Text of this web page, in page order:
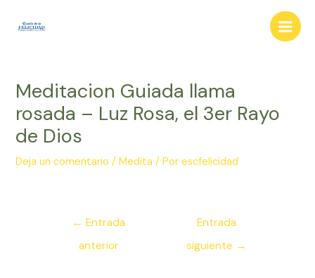
Main
Meditacion Guiada llama
rosada – Luz Rosa, el 3er Rayo
de Dios
Deja un comentario /Medita / Porescfelicidad
Navegación
entradas
← Entrada
anterior
Entrada
siguiente →